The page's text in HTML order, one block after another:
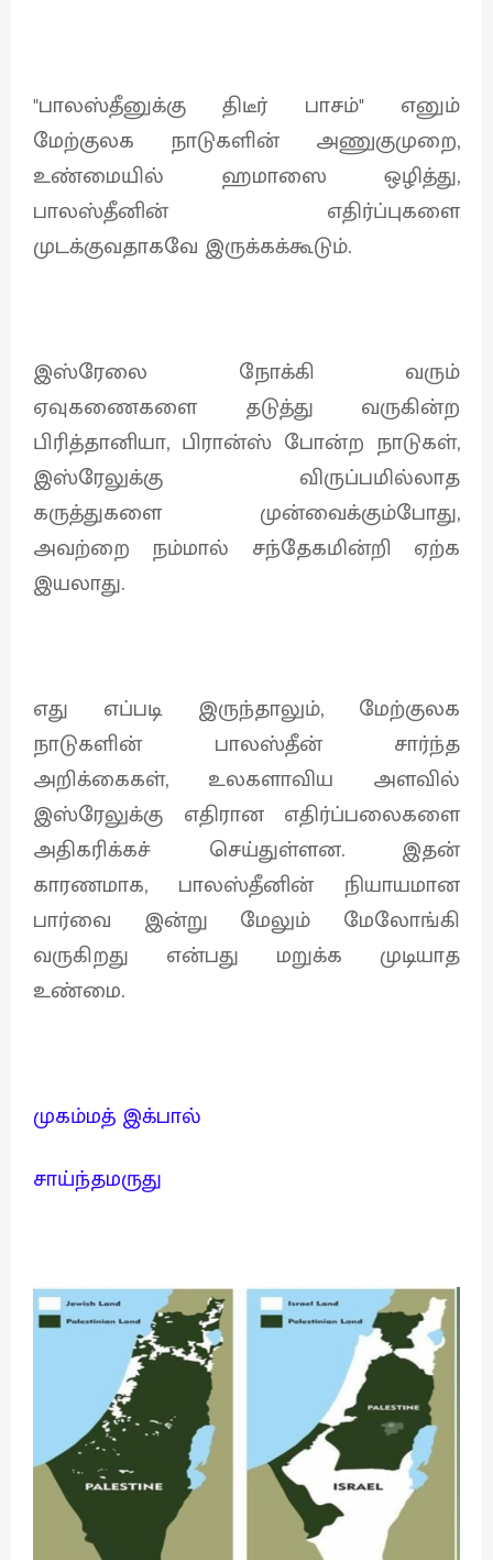
"பாலஸ்தீனுக்கு திடீர் பாசம்" எனும்
மேற்குலக நாடுகளின் அணுகுமுறை,
உண்மையில் ஹமாஸை ஒழித்து,
பாலஸ்தீனின் எதிர்ப்புகளை
முடக்குவதாகவே இருக்கக்கூடும்.
இஸ்ரேலை நோக்கி வரும்
ஏவுகணைகளை தடுத்து வருகின்ற
பிரித்தானியா, பிரான்ஸ் போன்ற நாடுகள்,
இஸ்ரேலுக்கு விருப்பமில்லாத
கருத்துகளை முன்வைக்கும்போது,
அவற்றை நம்மால் சந்தேகமின்றி ஏற்க
இயலாது.
எது எப்படி இருந்தாலும், மேற்குலக
நாடுகளின் பாலஸ்தீன் சார்ந்த
அறிக்கைகள், உலகளாவிய அளவில்
இஸ்ரேலுக்கு எதிரான எதிர்ப்பலைகளை
அதிகரிக்கச் செய்துள்ளன. இதன்
காரணமாக, பாலஸ்தீனின் நியாயமான
பார்வை இன்று மேலும் மேலோங்கி
வருகிறது என்பது மறுக்க முடியாத
உண்மை.
முகம்மத் இக்பால்
சாய்ந்தமருது